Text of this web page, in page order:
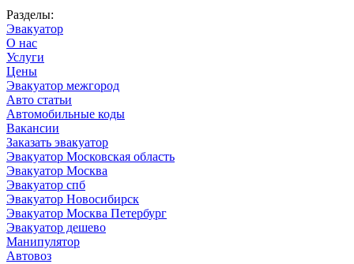
Разделы:
Эвакуатор
О нас
Услуги
Цены
Эвакуатор межгород
Авто статьи
Автомобильные коды
Вакансии
Заказать эвакуатор
Эвакуатор Московская область
Эвакуатор Москва
Эвакуатор спб
Эвакуатор Новосибирск
Эвакуатор Москва Петербург
Эвакуатор дешево
Манипулятор
Автовоз